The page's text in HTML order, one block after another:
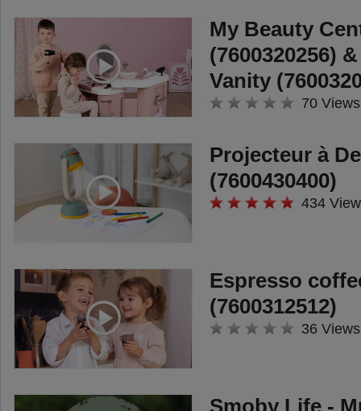
My Beauty
(7600320256)
Vanity
70 Views
Projecteur à
(7600430400)
434
Espresso
(7600312512)
36 Views
Smoby Life -